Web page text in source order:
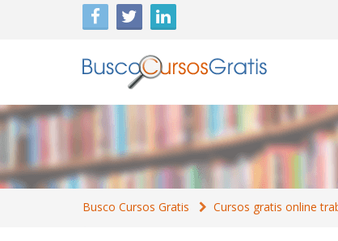
Busco Cursos Gratis Cursos gratis online